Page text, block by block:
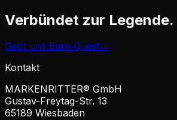
Verbündet zur Legende.
Gebt uns Eure Quest→
Kontakt
MARKENRITTER® GmbH
Gustav-Freytag-Str. 13
65189 Wiesbaden